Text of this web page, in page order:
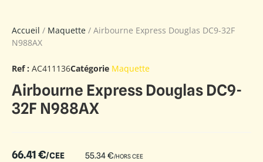
Accueil / Maquette / Airbourne Express Douglas DC9-32F
N988AX
Ref : AC411136Catégorie Maquette
Airbourne Express Douglas DC9-
32F N988AX
66.41€/CEE 55.34€/HORS CEE